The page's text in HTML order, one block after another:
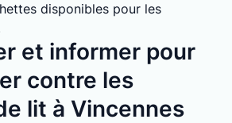
disponibles pour les
et informer pour
contre les
lit à Vincennes